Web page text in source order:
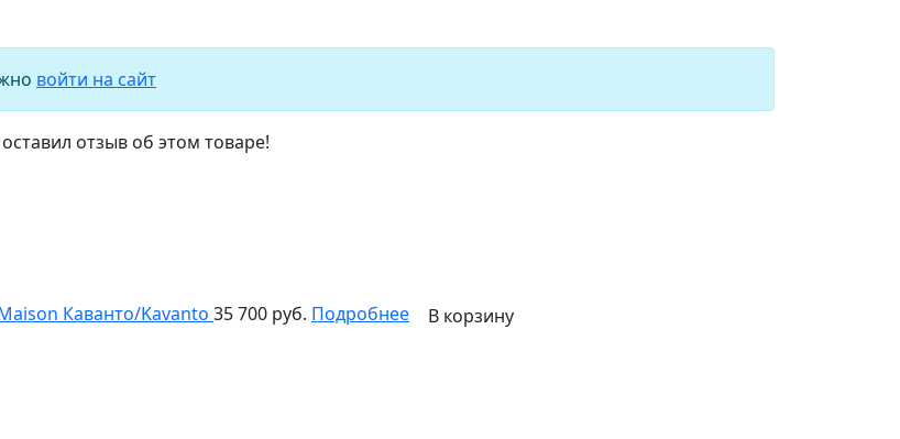
войти на сайт
отзыв об этом товаре!
Каванто/Kavanto 35 700 руб. Подробнее В корзину